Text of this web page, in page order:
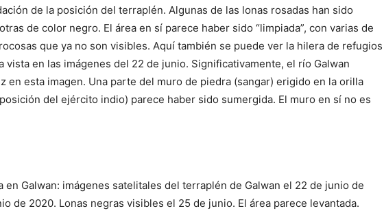
de la posición del terraplén. Algunas de las lonas rosadas han sido
de color negro. El área en sí parece haber sido “limpiada”, con varias de
que ya no son visibles. Aquí también se puede ver la hilera de refugios
vista en las imágenes del 22 de junio. Significativamente, el río Galwan
en esta imagen. Una parte del muro de piedra (sangar) erigido en la orilla
del ejército indio) parece haber sido sumergida. El muro en sí no es
en Galwan: imágenes satelitales del terraplén de Galwan el 22 de junio de
de 2020. Lonas negras visibles el 25 de junio. El área parece levantada.